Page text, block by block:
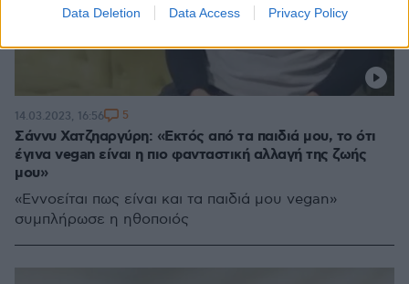
Data Deletion Data Access Privacy Policy
Σάννυ Χατζηαργύρη: «Εκτός από τα παιδιά μου, το ότι
έγινα vegan είναι η πιο φανταστική αλλαγή της ζωής
μου»
«Εννοείται πως είναι και τα παιδιά μου vegan»
συμπλήρωσε η ηθοποιός
14.03.2023, 16:56 5